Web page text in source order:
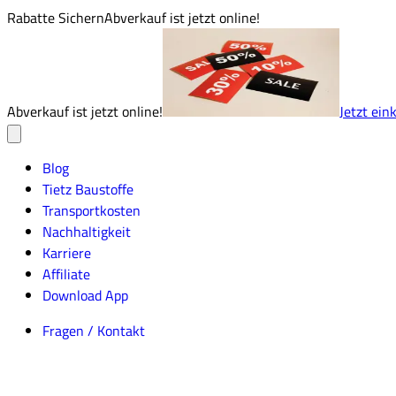
Rabatte SichernAbverkauf ist jetzt online!
Abverkauf ist jetzt online! Jetzt
Blog
Tietz Baustoffe
Transportkosten
Nachhaltigkeit
Karriere
Affiliate
Download App
Fragen / Kontakt